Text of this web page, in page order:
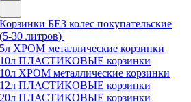
Корзинки БЕЗ колес покупательские
(5-30 литров)
5л ХРОМ металлические корзинки
10л ПЛАСТИКОВЫЕ корзинки
10л ХРОМ металлические корзинки
12л ПЛАСТИКОВЫЕ корзинки
20л ПЛАСТИКОВЫЕ корзинки